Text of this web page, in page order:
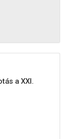
a XXI.